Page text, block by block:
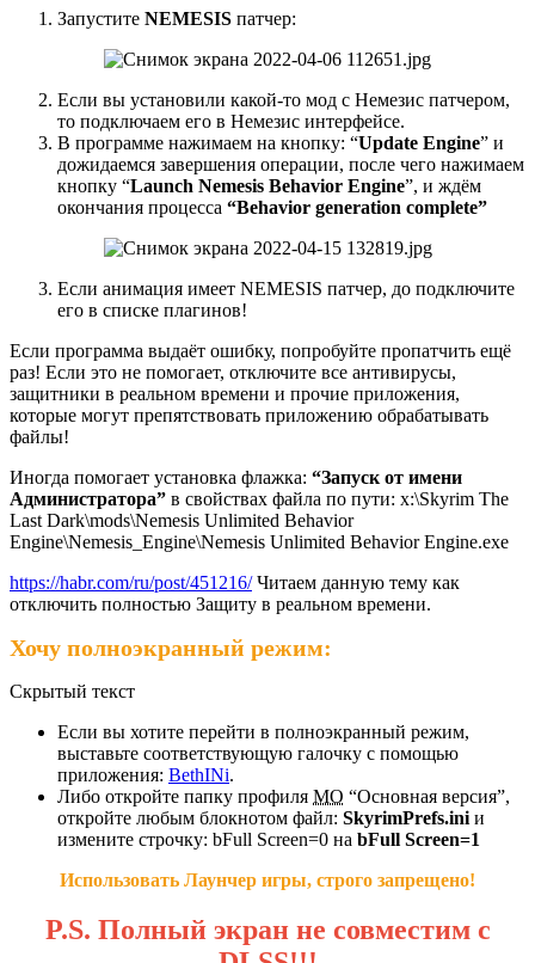
Запустите NEMESIS патчер:
Если вы установили какой-то мод с Немезис патчером,
то подключаем его в Немезис интерфейсе.
В программе нажимаем на кнопку: “Update Engine” и
дожидаемся завершения операции, после чего нажимаем
кнопку “Launch Nemesis Behavior Engine”, и ждём
окончания процесса “Behavior generation complete”
Если анимация имеет NEMESIS патчер, до подключите
его в списке плагинов!
Если программа выдаёт ошибку, попробуйте пропатчить ещё
раз! Если это не помогает, отключите все антивирусы,
защитники в реальном времени и прочие приложения,
которые могут препятствовать приложению обрабатывать
файлы!
Иногда помогает установка флажка: “Запуск от имени
Администратора” в свойствах файла по пути: х:\Skyrim The
Last Dark\mods\Nemesis Unlimited Behavior
Engine\Nemesis_Engine\Nemesis Unlimited Behavior Engine.exe
https://habr.com/ru/post/451216/Читаем данную тему как
отключить полностью Защиту в реальном времени.
Хочу полноэкранный режим:
Скрытый текст
Если вы хотите перейти в полноэкранный режим,
выставьте соответствующую галочку с помощью
приложения: BethINi.
Либо откройте папку профиля МО “Основная версия”,
откройте любым блокнотом файл: SkyrimPrefs.ini и
измените строчку: bFull Screen=0 на bFull Screen=1
Использовать Лаунчер игры, строго запрещено!
P.S. Полный экран не совместим с